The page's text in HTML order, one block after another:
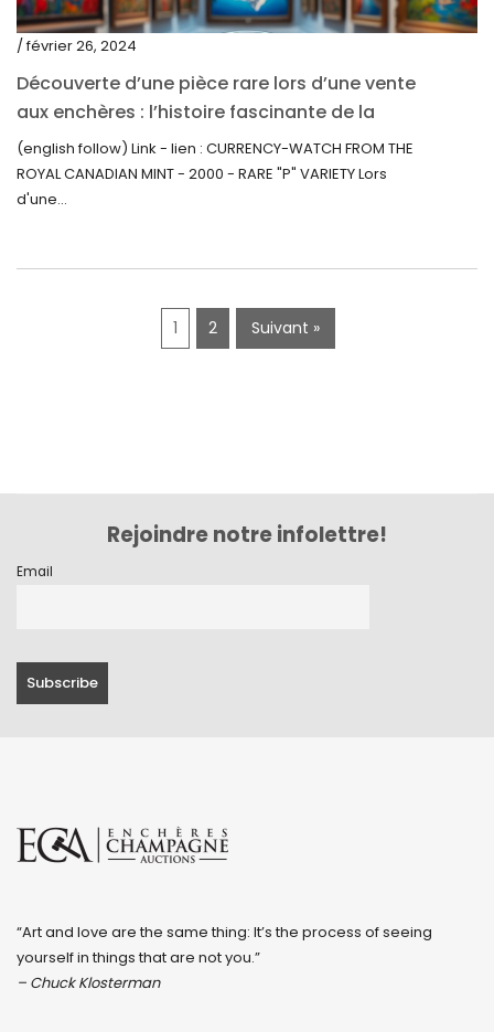
décembre 2019
octobre 2019
septembre 2019
juin 2019
avril 2019
/ février 26, 2024
Découverte d’une pièce rare lors d’une vente
aux enchères : l’histoire fascinante de la
Monnaie-Montre de la Monnaie Royale du
Canada (2000) Rare Variété « P »
(english follow) Link - lien : CURRENCY-WATCH FROM THE
ROYAL CANADIAN MINT - 2000 - RARE "P" VARIETY Lors
d'une...
1 2 Suivant »
Rejoindre notre infolettre!
Email
“Art and love are the same thing: It’s the process of seeing
yourself in things that are not you.”
– Chuck Klosterman